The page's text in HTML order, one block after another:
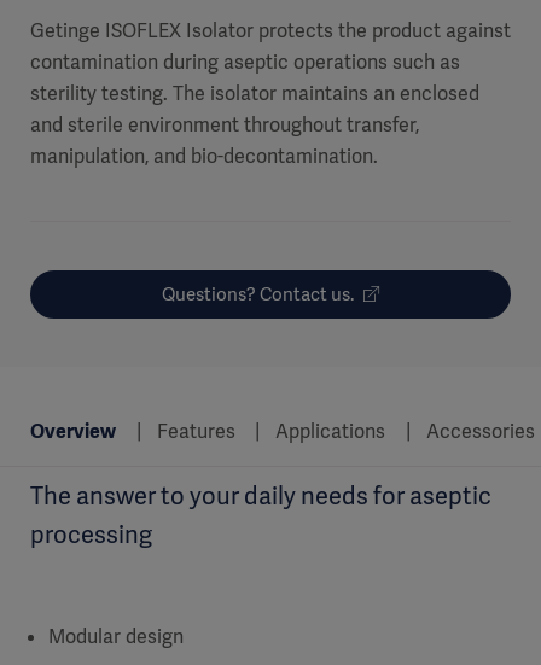
Getinge ISOFLEX Isolator protects the product against
contamination during aseptic operations such as
sterility testing. The isolator maintains an enclosed
and sterile environment throughout transfer,
manipulation, and bio-decontamination.
Questions? Contact us.
Overview Features Applications Accessories
The answer to your daily needs for aseptic
processing
Modular design